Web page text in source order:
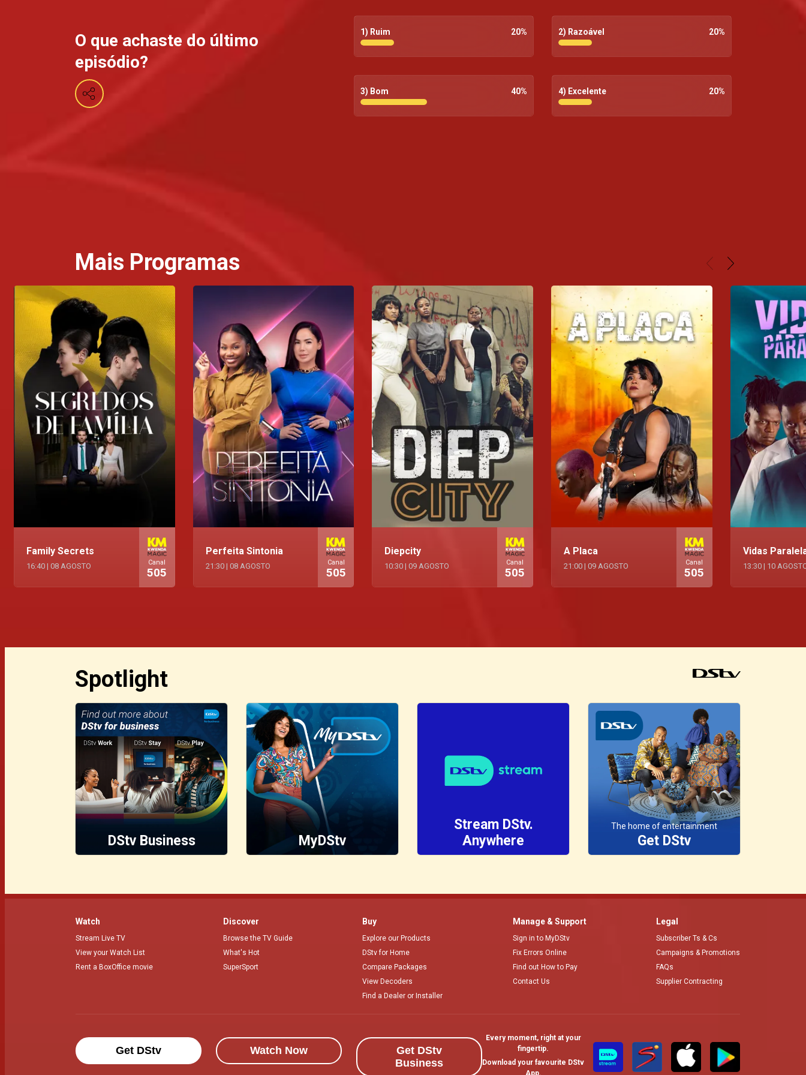
Kwenda Magic p.505 da
O que achaste do último
episódio?
1) Ruim 20% 2) Razoável 20%
3) Bom 40% 4) Excelente 20%
Mais Programas
Family Secrets
16:40 | 08 AGOSTO Canal
505
Perfeita Sintonia
21:30 | 08 AGOSTO Canal
505
Diepcity
10:30 | 09 AGOSTO Canal
505
A Placa
21:00 | 09 AGOSTO Canal
505
Vidas
13:30 | 10
Spotlight
DStv Business MyDStv
Stream DStv.
Anywhere
The home of entertainment
Get DStv
Watch
Stream Live TV
View your Watch List
Rent a BoxOffice movie
Discover
Browse the TV Guide
What's Hot
SuperSport
Buy
Explore our Products
DStv for Home
Compare Packages
View Decoders
Find a Dealer or Installer
Manage & Support
Sign in to MyDStv
Fix Errors Online
Find out How to Pay
Contact Us
Legal
Subscriber Ts & Cs
Campaigns & Promotions
FAQs
Supplier Contracting
Get DStv Watch Now
Get DStv
Business
Every moment, right at your
fingertip.
Download your favourite DStv
App.